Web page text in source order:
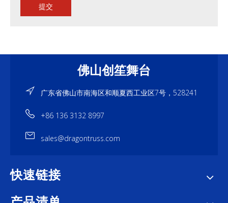
提交
佛山创笙舞台
广东省佛山市南海区和顺夏西工业区7号，528241
+86 136 3132 8997
sales@dragontruss.com
快速链接